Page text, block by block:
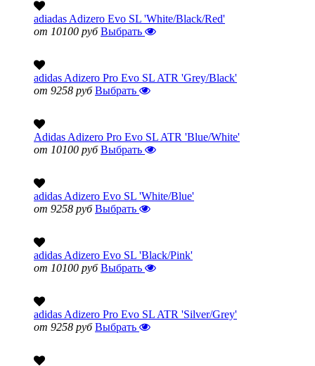
adiadas Adizero Evo SL 'White/Black/Red'
от 10100 руб Выбрать
adidas Adizero Pro Evo SL ATR 'Grey/Black'
от 9258 руб Выбрать
Adidas Adizero Pro Evo SL ATR 'Blue/White'
от 10100 руб Выбрать
adidas Adizero Evo SL 'White/Blue'
от 9258 руб Выбрать
adidas Adizero Evo SL 'Black/Pink'
от 10100 руб Выбрать
adidas Adizero Pro Evo SL ATR 'Silver/Grey'
от 9258 руб Выбрать